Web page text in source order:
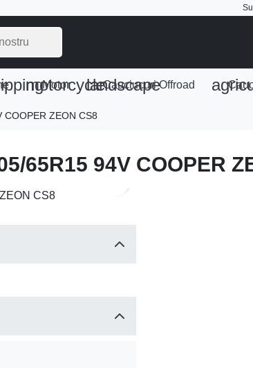
motorcycle
Motor landscape
Cauciucuri Offroad
COOPER ZEON CS8
65R15 94V COOPER